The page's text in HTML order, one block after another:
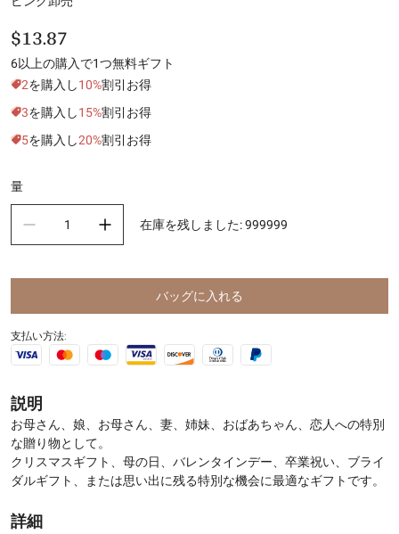
$13.87
6以上の購入で1つ無料ギフト
2を購入し10%割引お得
3を購入し15%割引お得
5を購入し20%割引お得
量
在庫を残しました:999999
バッグに入れる
支払い方法:
説明
お母さん、娘、お母さん、妻、姉妹、おばあちゃん、恋人への特別
な贈り物として。
クリスマスギフト、母の日、バレンタインデー、卒業祝い、ブライ
ダルギフト、または思い出に残る特別な機会に最適なギフトです。
詳細